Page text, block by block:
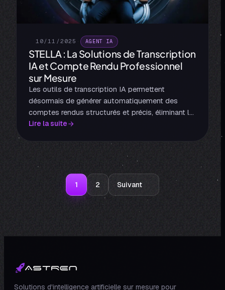
10/11/2025 · AGENT IA
STELLA : La Solutions de Transcription
IA et Compte Rendu Professionnel
sur Mesure
Les outils de transcription IA permettent
désormais de générer automatiquement des
comptes rendus structurés et précis, éliminant le
besoin de prise de notes manuelle.
Lire la suite
1 2 Suivant
Solutions d'intelligence artificielle sur mesure pour